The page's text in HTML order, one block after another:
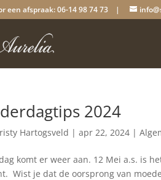
een afspraak: 06-14 98 74 73 |
2024
Hartogsveld |apr 22, 2024 |
komt er weer aan. 12 Mei a.s. is
Wist je dat de oorsprong van